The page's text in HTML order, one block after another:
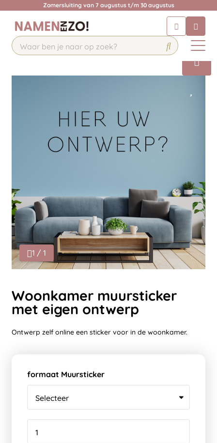
Zomersluiting van 7 augustus t/m 30 augustus
Chat 24/7 met onze chatbot voor
hulp
Contact
1 / 1
Woonkamer muursticker
met eigen ontwerp
Ontwerp zelf online een sticker voor in de woonkamer.
formaat Muursticker